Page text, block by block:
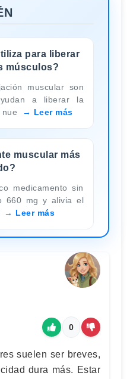
para liberar
músculos?
muscular son
a liberar la
Leer más
muscular más
medicamento sin
660 mg y alivia el
Leer más
0
suelen ser breves,
dura más. Estar